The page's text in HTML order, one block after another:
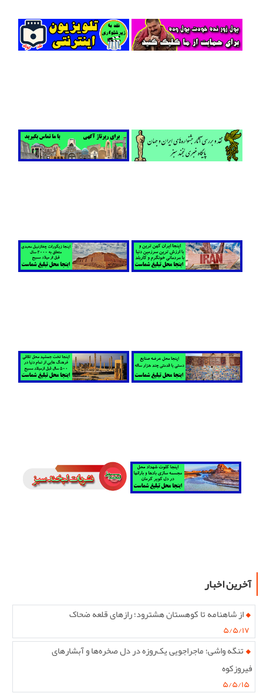
آخرین اخبار
از شاهنامه تا کوهستان هشترود؛ رازهای قلعه ضحاک
۵/۵/۱۷
تنگه واشی؛ ماجراجویی یک‌روزه در دل صخره‌ها و آبشارهای
فیروزکوه
۵/۵/۱۵